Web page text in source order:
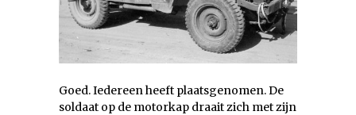
Goed. Iedereen heeft plaatsgenomen. De
soldaat op de motorkap draait zich met zijn